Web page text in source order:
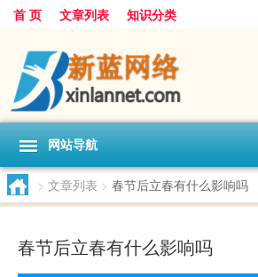
首 页 文章列表 知识分类
网站导航
> 文章列表 > 春节后立春有什么影响吗
春节后立春有什么影响吗